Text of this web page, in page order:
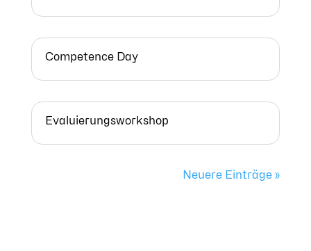
Competence Day
Evaluierungsworkshop
Neuere Einträge »